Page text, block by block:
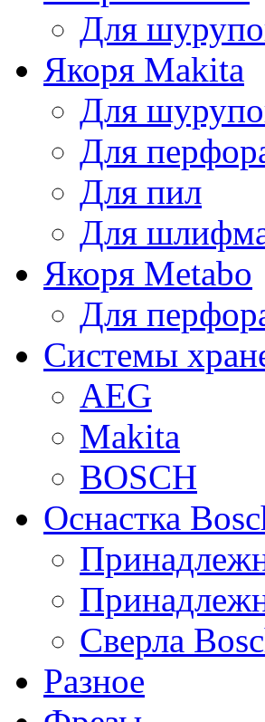
Для
Якоря Makita
Для
Для
Для пил
Для
Якоря Metabo
Для
Системы
AEG
Makita
BOSCH
Оснастка
Сверла
Разное